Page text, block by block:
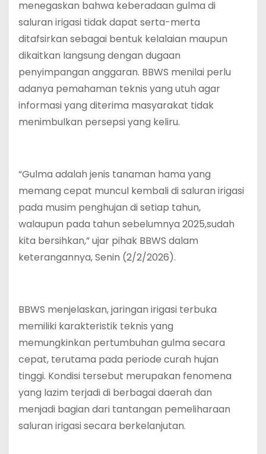
menegaskan bahwa keberadaan gulma di
saluran irigasi tidak dapat serta-merta
ditafsirkan sebagai bentuk kelalaian maupun
dikaitkan langsung dengan dugaan
penyimpangan anggaran. BBWS menilai perlu
adanya pemahaman teknis yang utuh agar
informasi yang diterima masyarakat tidak
menimbulkan persepsi yang keliru.
‎“Gulma adalah jenis tanaman hama yang
memang cepat muncul kembali di saluran irigasi
pada musim penghujan di setiap tahun,
walaupun pada tahun sebelumnya 2025,sudah
kita bersihkan,” ujar pihak BBWS dalam
keterangannya, Senin (2/2/2026).
‎BBWS menjelaskan, jaringan irigasi terbuka
memiliki karakteristik teknis yang
memungkinkan pertumbuhan gulma secara
cepat, terutama pada periode curah hujan
tinggi. Kondisi tersebut merupakan fenomena
yang lazim terjadi di berbagai daerah dan
menjadi bagian dari tantangan pemeliharaan
saluran irigasi secara berkelanjutan.